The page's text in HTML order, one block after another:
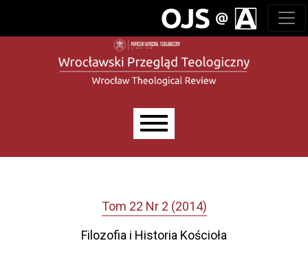
Tom 22 Nr 2 (2014)
Filozofia i Historia Kościoła